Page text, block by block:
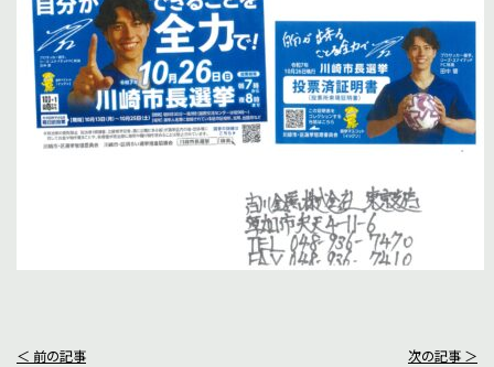
＜ 前の記事 次の記事 ＞